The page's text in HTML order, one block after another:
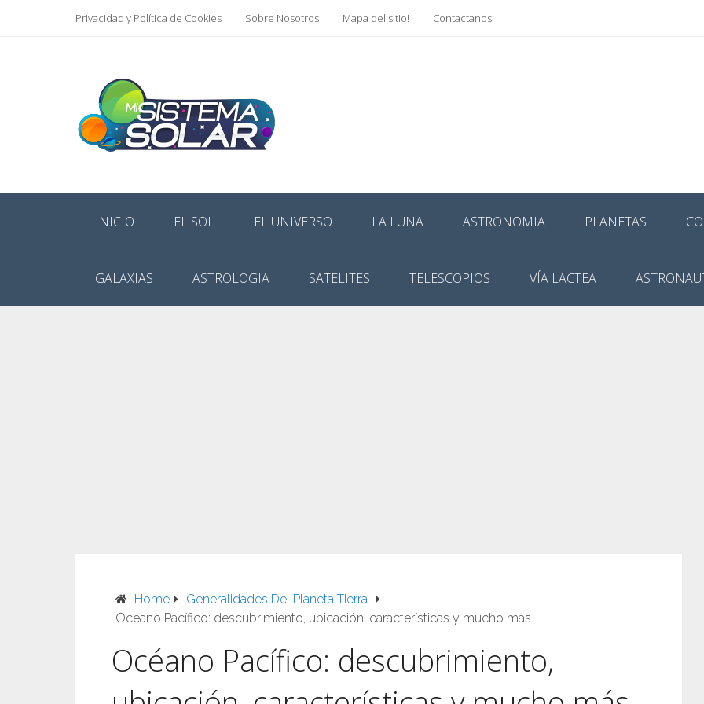
Privacidad y Política de Cookies Sobre Nosotros Mapa del sitio! Contactanos
INICIO EL SOL EL UNIVERSO LA LUNA ASTRONOMIA PLANETAS
GALAXIAS ASTROLOGIA SATELITES TELESCOPIOS VÍA LACTEA
Home
Generalidades Del Planeta Tierra
Océano Pacífico: descubrimiento, ubicación, características y mucho más.
Océano Pacífico: descubrimiento,